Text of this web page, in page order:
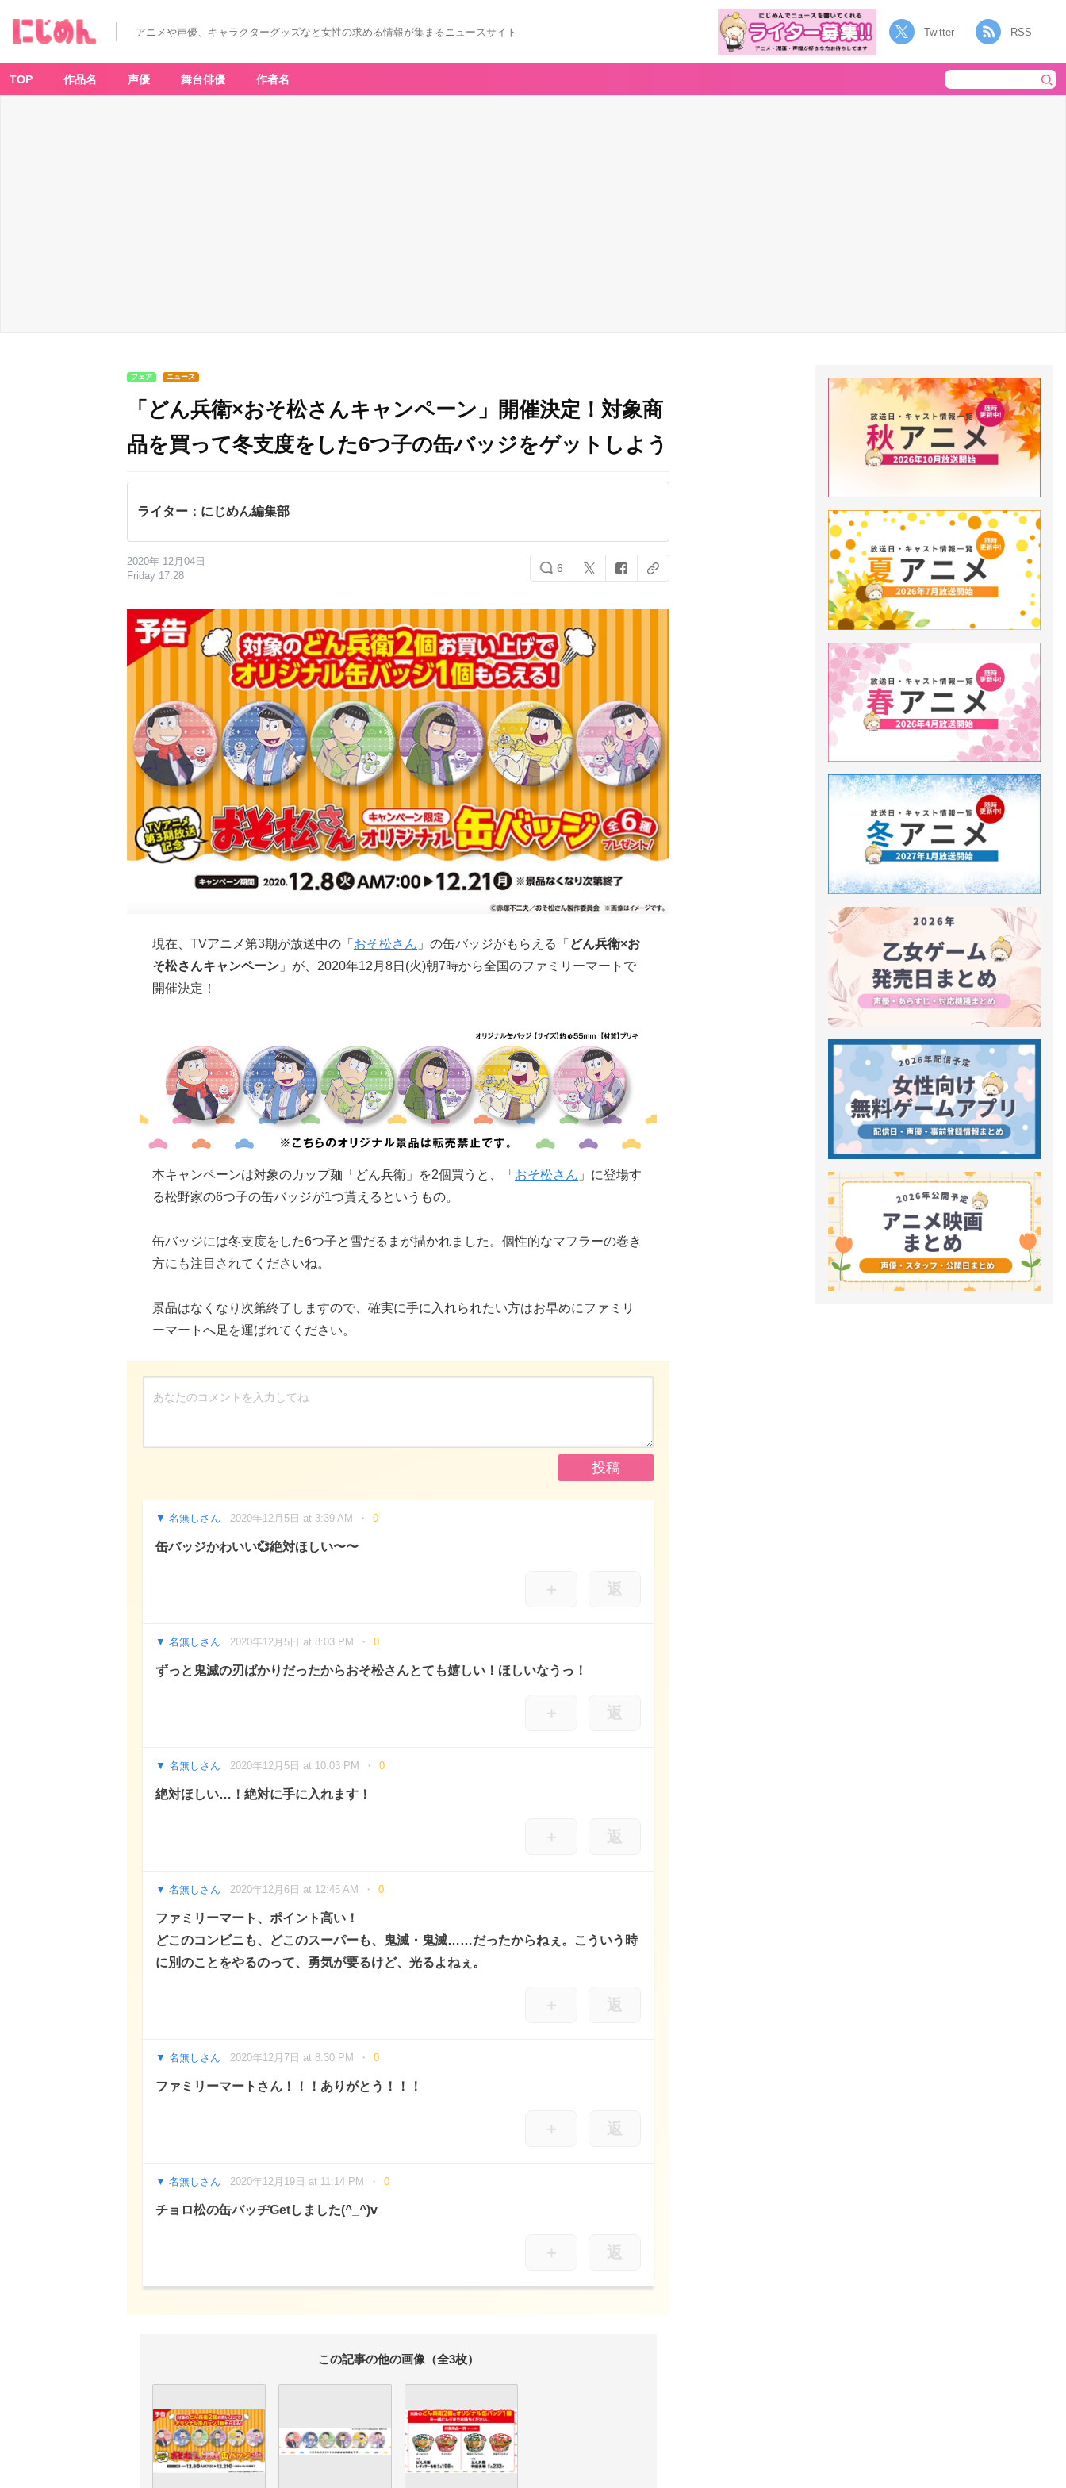
アニメや声優、キャラクターグッズなど女性の求める情報が集まるニュースサイト Twitter RSS
TOP 作品名 声優 舞台俳優 作者名
フェア ニュース
「どん兵衛×おそ松さんキャンペーン」開催決定！対象商
品を買って冬支度をした6つ子の缶バッジをゲットしよう
ライター：にじめん編集部
2020年 12月04日
Friday 17:28
6
現在、TVアニメ第3期が放送中の「 おそ松さん 」の缶バッジがもらえる「 どん兵衛×お
そ松さんキャンペーン 」が、2020年12月8日(火)朝7時から全国のファミリーマートで
開催決定！
本キャンペーンは対象のカップ麺「どん兵衛」を2個買うと、「 おそ松さん 」に登場す
る松野家の6つ子の缶バッジが1つ貰えるというもの。
缶バッジには冬支度をした6つ子と雪だるまが描かれました。個性的なマフラーの巻き
方にも注目されてくださいね。
景品はなくなり次第終了しますので、確実に手に入れられたい方はお早めにファミリ
ーマートへ足を運ばれてください。
名無しさん 2020年12月5日 at 3:39 AM 0
缶バッジかわいい💞絶対ほしい〜〜
＋ 返
名無しさん 2020年12月5日 at 8:03 PM 0
ずっと鬼滅の刃ばかりだったからおそ松さんとても嬉しい！ほしいなうっ！
＋ 返
名無しさん 2020年12月5日 at 10:03 PM 0
絶対ほしい…！絶対に手に入れます！
＋ 返
名無しさん 2020年12月6日 at 12:45 AM 0
ファミリーマート、ポイント高い！
どこのコンビニも、どこのスーパーも、鬼滅・鬼滅……だったからねぇ。こういう時
に別のことをやるのって、勇気が要るけど、光るよねぇ。
＋ 返
名無しさん 2020年12月7日 at 8:30 PM 0
ファミリーマートさん！！！ありがとう！！！
＋ 返
名無しさん 2020年12月19日 at 11:14 PM 0
チョロ松の缶バッヂGetしました(^_^)v
＋ 返
この記事の他の画像（全3枚）